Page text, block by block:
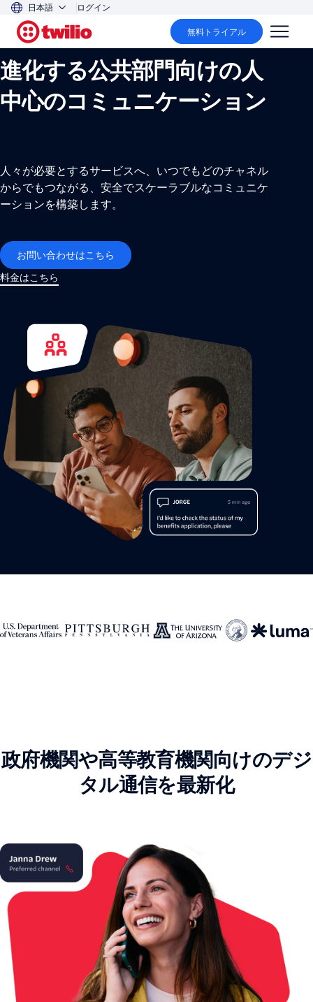
日本語 ログイン
無料トライアル
公共部門
進化する公共部門向けの人
中心のコミュニケーション
人々が必要とするサービスへ、いつでもどのチャネル
からでもつながる、安全でスケーラブルなコミュニケ
ーションを構築します。
お問い合わせはこちら
料金はこちら
政府機関や高等教育機関向けのデジ
タル通信を最新化